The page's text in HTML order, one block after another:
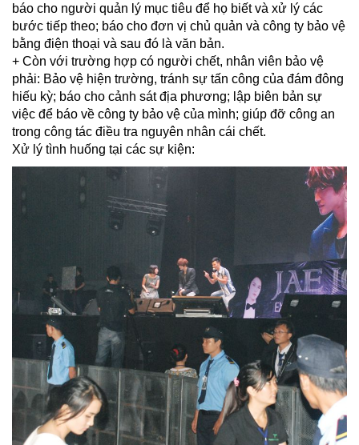
báo cho người quản lý mục tiêu để họ biết và xử lý các
bước tiếp theo; báo cho đơn vị chủ quản và công ty bảo vệ
bằng điện thoại và sau đó là văn bản.
+ Còn với trường hợp có người chết, nhân viên bảo vệ
phải: Bảo vệ hiện trường, tránh sự tấn công của đám đông
hiếu kỳ; báo cho cảnh sát địa phương; lập biên bản sự
việc để báo về công ty bảo vệ của mình; giúp đỡ công an
trong công tác điều tra nguyên nhân cái chết.
Xử lý tình huống tại các sự kiện: